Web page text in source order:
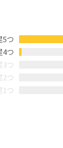
5つ
4つ
3つ
2つ
1つ